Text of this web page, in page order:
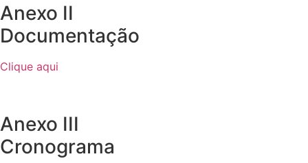
Anexo II
Documentação
Clique aqui
Anexo III
Cronograma